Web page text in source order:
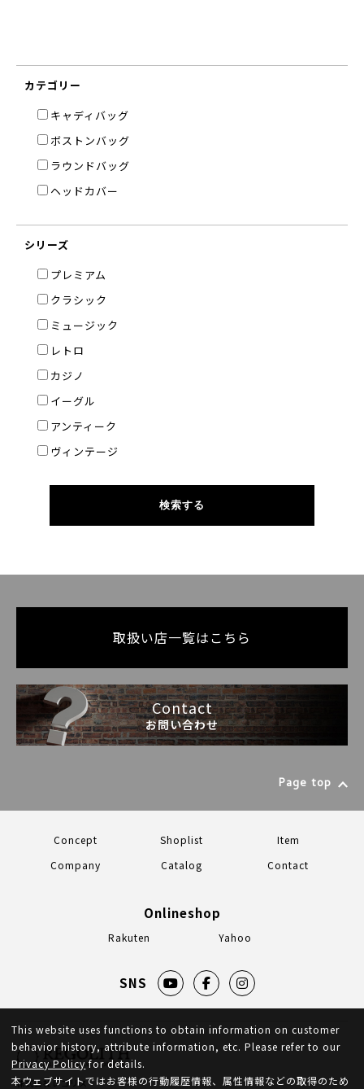
カテゴリー
キャディバッグ
ボストンバッグ
ラウンドバッグ
ヘッドカバー
シリーズ
プレミアム
クラシック
ミュージック
レトロ
カジノ
イーグル
アンティーク
ヴィンテージ
取扱い店一覧はこちら
Contact
お問い合わせ
Page top
Concept Shoplist
Item
Company
Catalog Contact
Onlineshop
Rakuten Yahoo
SNS
株式会社レゴリス
This website uses functions to obtain information on customer
behavior history, attribute information, etc. Please refer to our
Privacy Policy for details.
本ウェブサイトではお客様の行動履歴情報、属性情報などの取得のため